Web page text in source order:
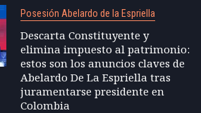
Posesión Abelardo de la Espriella
Descarta Constituyente y
elimina impuesto al patrimonio:
estos son los anuncios claves de
Abelardo De La Espriella tras
juramentarse presidente en
Colombia